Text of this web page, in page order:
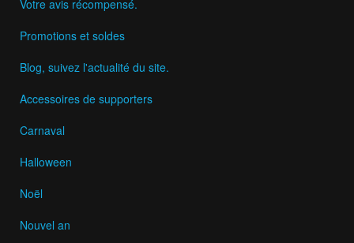
Votre avis récompensé.
Promotions et soldes
Blog, suivez l'actualité du site.
Accessoires de supporters
Carnaval
Halloween
Noël
Nouvel an